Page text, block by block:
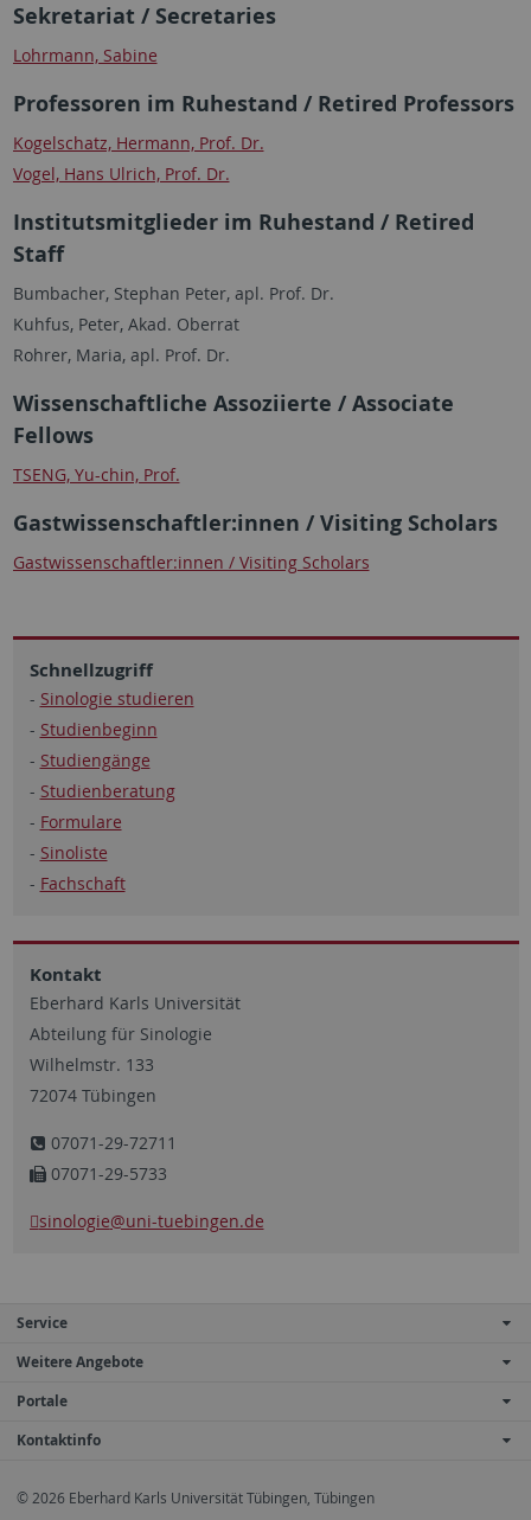
Sekretariat / Secretaries
Lohrmann, Sabine
Professoren im Ruhestand / Retired Professors
Kogelschatz, Hermann, Prof. Dr.
Vogel, Hans Ulrich, Prof. Dr.
Institutsmitglieder im Ruhestand / Retired
Staff
Bumbacher, Stephan Peter, apl. Prof. Dr.
Kuhfus, Peter, Akad. Oberrat
Rohrer, Maria, apl. Prof. Dr.
Wissenschaftliche Assoziierte / Associate
Fellows
TSENG, Yu-chin, Prof.
Gastwissenschaftler:innen / Visiting Scholars
Gastwissenschaftler:innen / Visiting Scholars
Schnellzugriff
- Sinologie studieren
- Studienbeginn
- Studiengänge
- Studienberatung
- Formulare
- Sinoliste
- Fachschaft
Kontakt
Eberhard Karls Universität
Abteilung für Sinologie
Wilhelmstr. 133
72074 Tübingen
07071-29-72711
07071-29-5733
sinologie@uni-tuebingen.de
Service
Weitere Angebote
Portale
Kontaktinfo
© 2026 Eberhard Karls Universität Tübingen, Tübingen